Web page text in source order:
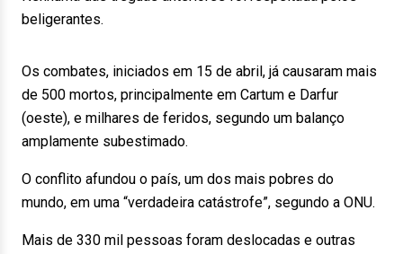
beligerantes.
Os combates, iniciados em 15 de abril, já causaram mais
de 500 mortos, principalmente em Cartum e Darfur
(oeste), e milhares de feridos, segundo um balanço
amplamente subestimado.
O conflito afundou o país, um dos mais pobres do
mundo, em uma “verdadeira catástrofe”, segundo a ONU.
Mais de 330 mil pessoas foram deslocadas e outras